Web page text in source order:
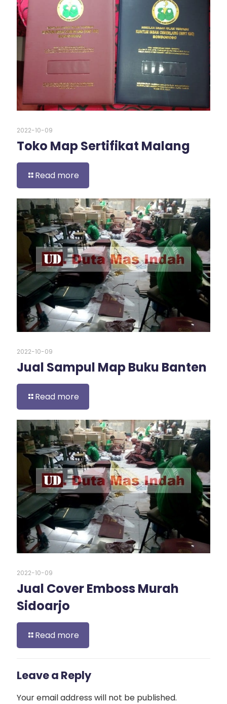
2022-10-09
Toko Map Sertifikat Malang
Read more
2022-10-09
Jual Sampul Map Buku Banten
Read more
2022-10-09
Jual Cover Emboss Murah
Sidoarjo
Read more
Leave a Reply
Your email address will not be published.